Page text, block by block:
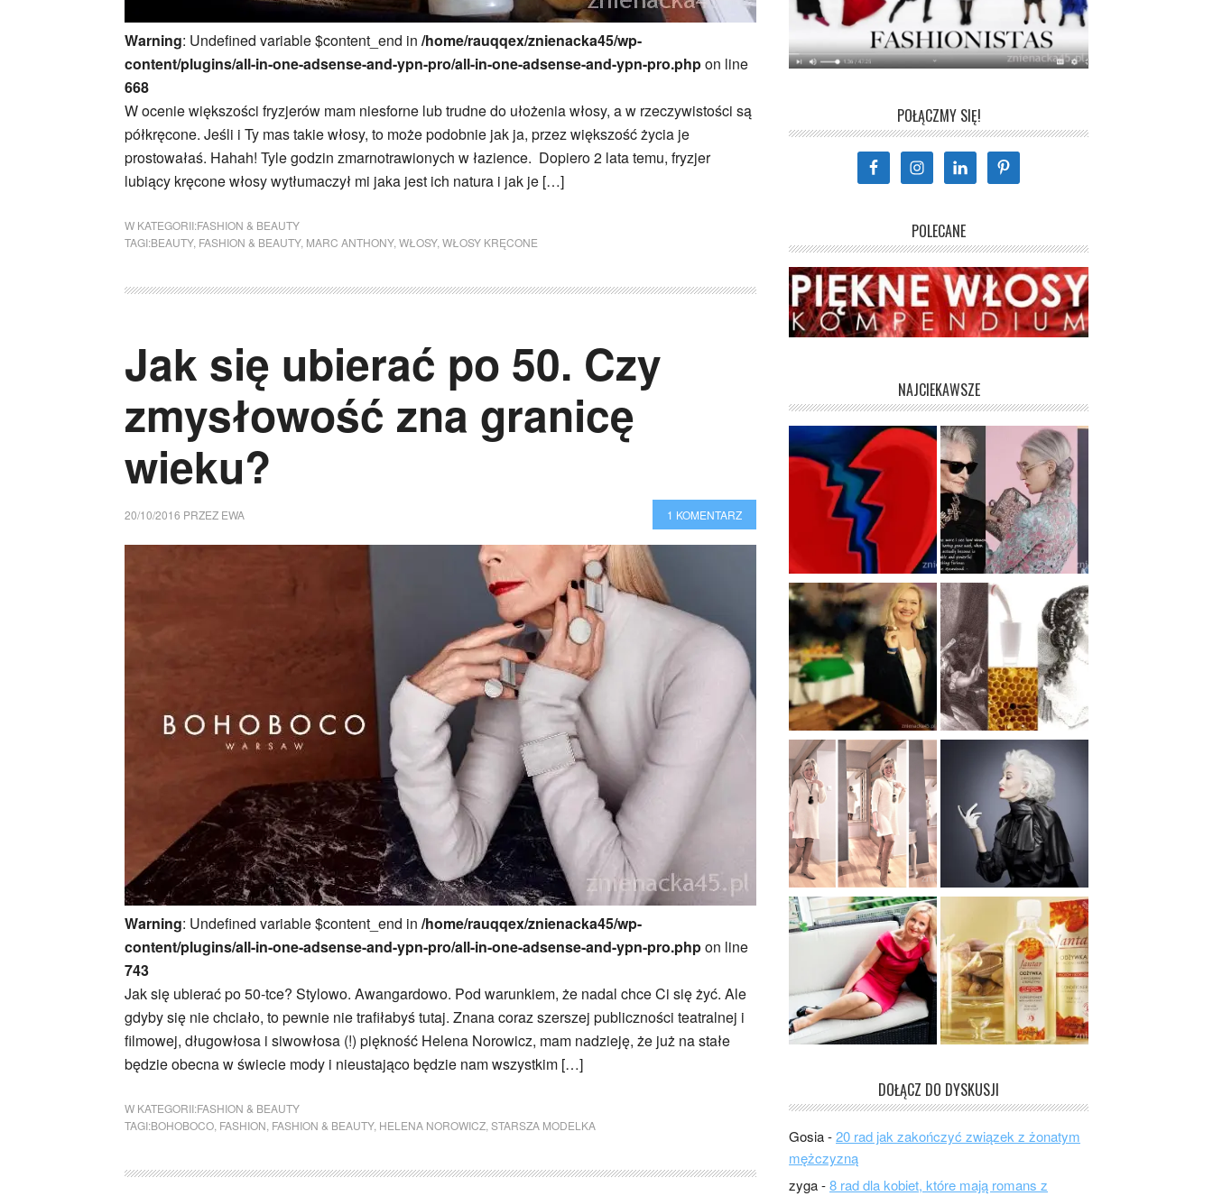
Warning: Undefined variable $content_end in /home/rauqqex/znienacka45/wp-
content/plugins/all-in-one-adsense-and-ypn-pro/all-in-one-adsense-and-ypn-pro.phpon line
668
W ocenie większości fryzjerów mam niesforne lub trudne do ułożenia włosy, a w rzeczywistości są
półkręcone. Jeśli i Ty mas takie włosy, to może podobnie jak ja, przez większość życia je
prostowałaś. Hahah! Tyle godzin zmarnotrawionych w łazience. Dopiero 2 lata temu, fryzjer
lubiący kręcone włosy wytłumaczył mi jaka jest ich natura i jak je […]
W KATEGORII:FASHION & BEAUTY
TAGI:BEAUTY, FASHION & BEAUTY, MARC ANTHONY, WŁOSY, WŁOSY KRĘCONE
Jak się ubierać po 50. Czy
zmysłowość zna granicę
wieku?
20/10/2016 PRZEZ EWA 1 KOMENTARZ
Warning: Undefined variable $content_end in /home/rauqqex/znienacka45/wp-
content/plugins/all-in-one-adsense-and-ypn-pro/all-in-one-adsense-and-ypn-pro.phpon line
743
Jak się ubierać po 50-tce? Stylowo. Awangardowo. Pod warunkiem, że nadal chce Ci się żyć. Ale
gdyby się nie chciało, to pewnie nie trafiłabyś tutaj. Znana coraz szerszej publiczności teatralnej i
filmowej, długowłosa i siwowłosa (!) piękność Helena Norowicz, mam nadzieję, że już na stałe
będzie obecna w świecie mody i nieustająco będzie nam wszystkim […]
W KATEGORII:FASHION & BEAUTY
TAGI:BOHOBOCO FASHION FASHION & BEAUTY, HELENA NOROWICZ STARSZA MODELKA
POŁĄCZMY SIĘ!
POLECANE
NAJCIEKAWSZE
DOŁĄCZ DO DYSKUSJI
Gosia-20 rad jak zakończyć związek z żonatym
mężczyzną
zyga-8 rad dla kobiet, które mają romans z